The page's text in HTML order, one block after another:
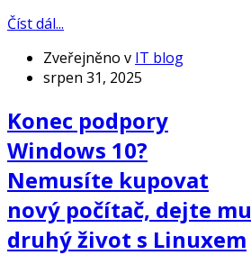
Číst dál...
Zveřejněno v IT blog
srpen 31, 2025
Konec podpory
Windows 10?
Nemusíte kupovat
nový počítač, dejte mu
druhý život s Linuxem